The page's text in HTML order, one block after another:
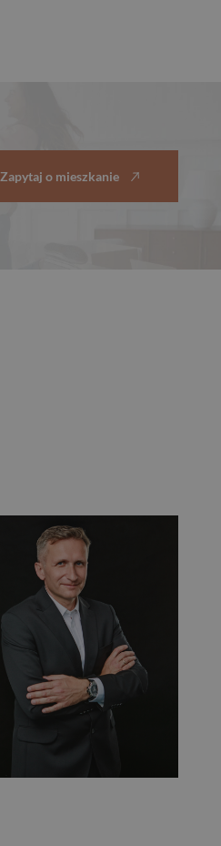
Zapytaj o mieszkanie